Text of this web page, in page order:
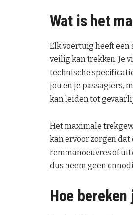
Wat is het
Elk voertuig heeft
veilig kan trekken. Je
technische
jou en je passagiers,
kan leiden tot
Het maximale
kan ervoor zorgen
remmanoeuvres of
dus neem geen
Hoe bereken